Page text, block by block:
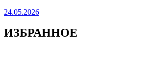
24.05.2026
ИЗБРАННОЕ